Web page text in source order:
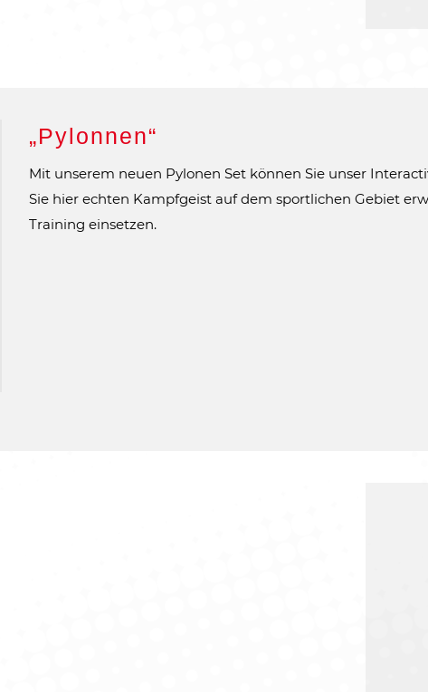
„Pylonnen“
Mit unserem neuen Pylonen Set können Sie unser
Sie hier echten Kampfgeist auf dem sportlichen Gebiet
Training einsetzen.